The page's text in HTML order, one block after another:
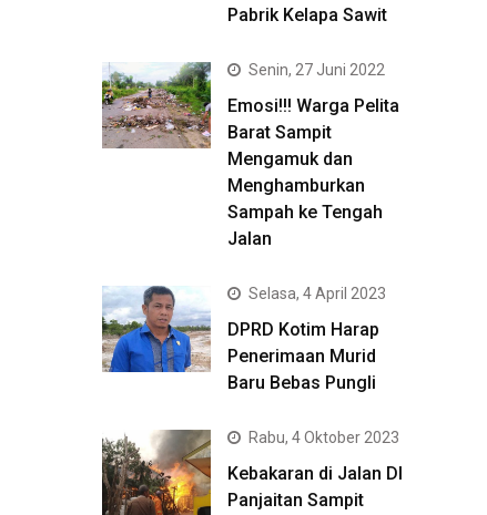
Pabrik Kelapa Sawit
Senin, 27 Juni 2022
Emosi!!! Warga Pelita
Barat Sampit
Mengamuk dan
Menghamburkan
Sampah ke Tengah
Jalan
Selasa, 4 April 2023
DPRD Kotim Harap
Penerimaan Murid
Baru Bebas Pungli
Rabu, 4 Oktober 2023
Kebakaran di Jalan DI
Panjaitan Sampit